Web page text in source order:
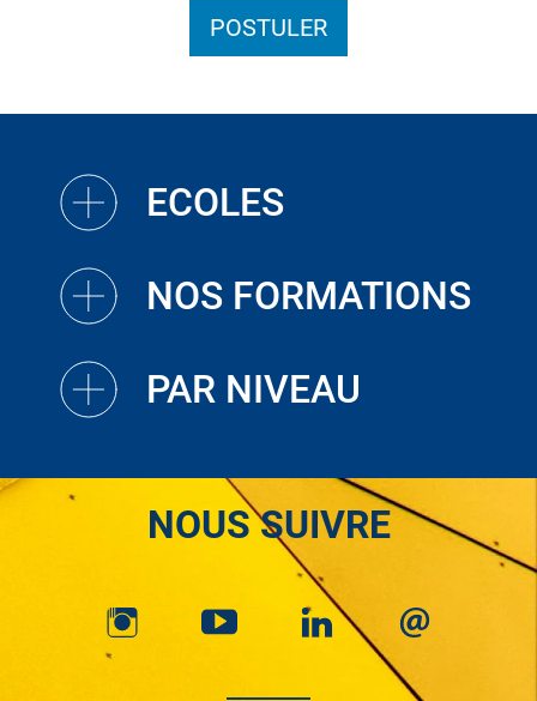
POSTULER
ECOLES
NOS FORMATIONS
PAR NIVEAU
NOUS SUIVRE